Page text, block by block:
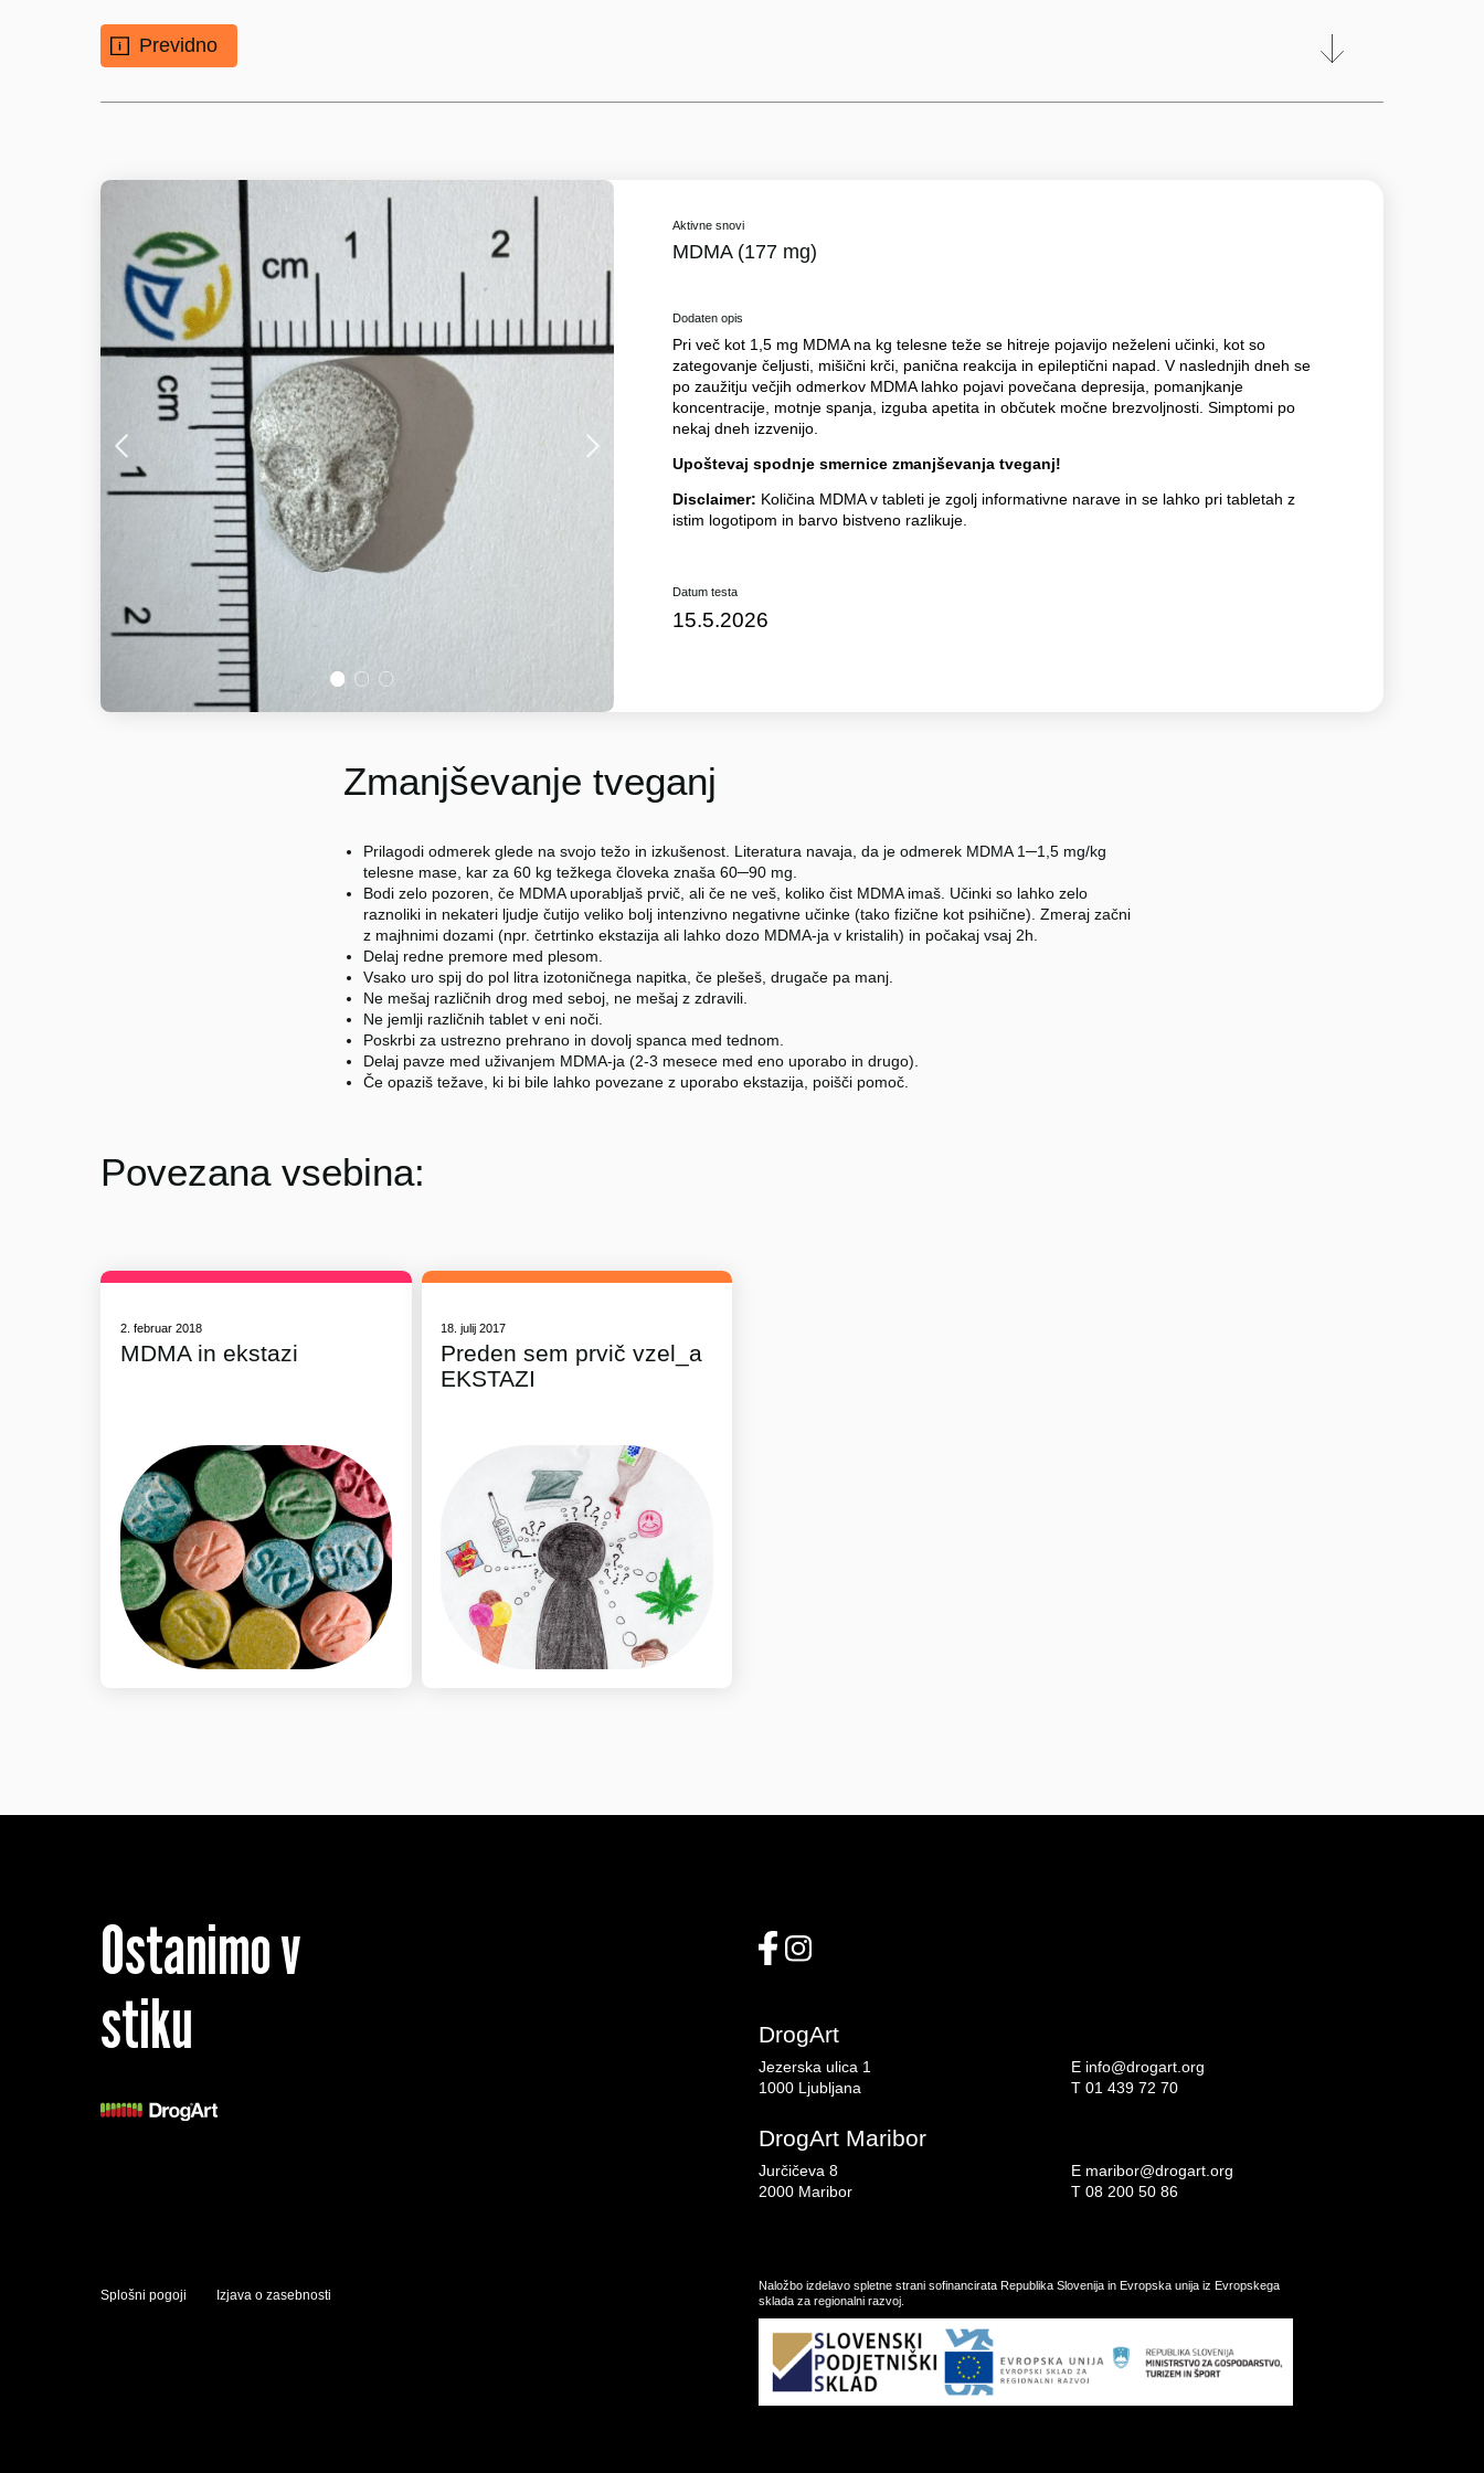
Previdno
1 2 3
Aktivne snovi
MDMA (177 mg)
Dodaten opis
Pri več kot 1,5 mg MDMA na kg telesne teže se hitreje pojavijo neželeni učinki, kot so
zategovanje čeljusti, mišični krči, panična reakcija in epileptični napad. V naslednjih dneh se
po zaužitju večjih odmerkov MDMA lahko pojavi povečana depresija, pomanjkanje
koncentracije, motnje spanja, izguba apetita in občutek močne brezvoljnosti. Simptomi po
nekaj dneh izzvenijo.
Upoštevaj spodnje smernice zmanjševanja tveganj!
Disclaimer: Količina MDMA v tableti je zgolj informativne narave in se lahko pri tabletah z
istim logotipom in barvo bistveno razlikuje.
Datum testa
15.5.2026
Zmanjševanje tveganj
Prilagodi odmerek glede na svojo težo in izkušenost. Literatura navaja, da je odmerek MDMA 1─1,5 mg/kg
telesne mase, kar za 60 kg težkega človeka znaša 60─90 mg.
Bodi zelo pozoren, če MDMA uporabljaš prvič, ali če ne veš, koliko čist MDMA imaš. Učinki so lahko zelo
raznoliki in nekateri ljudje čutijo veliko bolj intenzivno negativne učinke (tako fizične kot psihične). Zmeraj začni
z majhnimi dozami (npr. četrtinko ekstazija ali lahko dozo MDMA-ja v kristalih) in počakaj vsaj 2h.
Delaj redne premore med plesom.
Vsako uro spij do pol litra izotoničnega napitka, če plešeš, drugače pa manj.
Ne mešaj različnih drog med seboj, ne mešaj z zdravili.
Ne jemlji različnih tablet v eni noči.
Poskrbi za ustrezno prehrano in dovolj spanca med tednom.
Delaj pavze med uživanjem MDMA-ja (2-3 mesece med eno uporabo in drugo).
Če opaziš težave, ki bi bile lahko povezane z uporabo ekstazija, poišči pomoč.
Povezana vsebina:
2. februar 2018
MDMA in ekstazi
18. julij 2017
Preden sem prvič vzel_a
EKSTAZI
Ostanimo v
stiku
DrogArt
Jezerska ulica 1
1000 Ljubljana
E info@drogart.org
T 01 439 72 70
DrogArt Maribor
Jurčičeva 8
2000 Maribor
E maribor@drogart.org
T 08 200 50 86
Splošni pogoji Izjava o zasebnosti
Naložbo izdelavo spletne strani sofinancirata Republika Slovenija in Evropska unija iz Evropskega
sklada za regionalni razvoj.